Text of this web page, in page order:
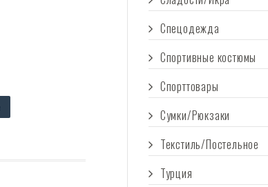
Спецодежда
Спортивные костюмы
Спорттовары
Сумки/Рюкзаки
Текстиль/Постельное
Турция